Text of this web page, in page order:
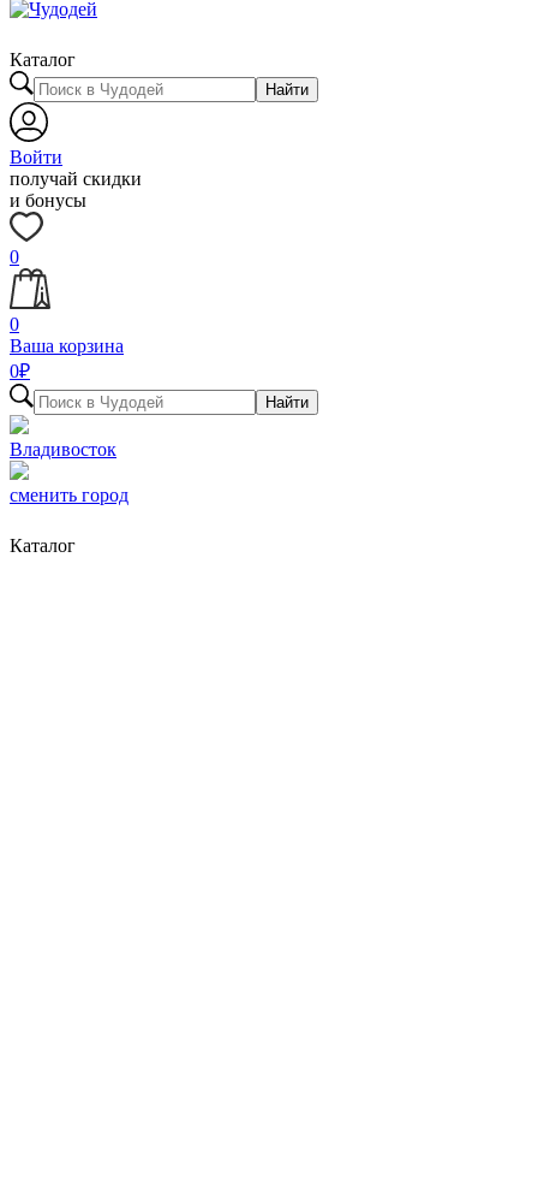
Каталог
Найти
Войти
получай скидки
и бонусы
0
0
Ваша корзина
0₽
Найти
Владивосток
сменить город
Каталог